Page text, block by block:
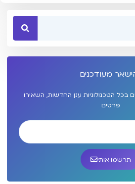
מעודכנים
בכל הטכנולוגיות ענן החדשות, השאירו
פרטים
תרשמו אותי